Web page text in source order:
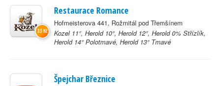
Restaurace Romance
Hofmeisterova 441, Rožmitál pod Třemšínem
Kozel 11°, Herold 10°, Herold 12°, Herold 0% Střízlík,
Herold 14° Polotmavé, Herold 13° Tmavé
33 Kč
Špejchar Březnice